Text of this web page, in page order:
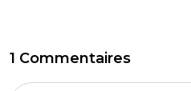
1 Commentaires